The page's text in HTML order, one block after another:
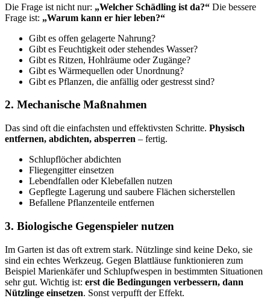
Die Frage ist nicht nur: „Welcher Schädling ist da?“ Die bessere
Frage ist: „Warum kann er hier leben?“
Gibt es offen gelagerte Nahrung?
Gibt es Feuchtigkeit oder stehendes Wasser?
Gibt es Ritzen, Hohlräume oder Zugänge?
Gibt es Wärmequellen oder Unordnung?
Gibt es Pflanzen, die anfällig oder gestresst sind?
2. Mechanische Maßnahmen
Das sind oft die einfachsten und effektivsten Schritte. Physisch
entfernen, abdichten, absperren – fertig.
Schlupflöcher abdichten
Fliegengitter einsetzen
Lebendfallen oder Klebefallen nutzen
Gepflegte Lagerung und saubere Flächen sicherstellen
Befallene Pflanzenteile entfernen
3. Biologische Gegenspieler nutzen
Im Garten ist das oft extrem stark. Nützlinge sind keine Deko, sie
sind ein echtes Werkzeug. Gegen Blattläuse funktionieren zum
Beispiel Marienkäfer und Schlupfwespen in bestimmten Situationen
sehr gut. Wichtig ist: erst die Bedingungen verbessern, dann
Nützlinge einsetzen. Sonst verpufft der Effekt.